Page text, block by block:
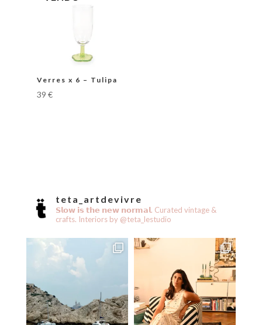
Verres x 6 – Tulipa
39 €
teta_artdevivre
𝗦𝗹𝗼𝘄 𝗶𝘀 𝘁𝗵𝗲 𝗻𝗲𝘄 𝗻𝗼𝗿𝗺𝗮𝗹. Curated vintage &
crafts. Interiors by @teta_lestudio